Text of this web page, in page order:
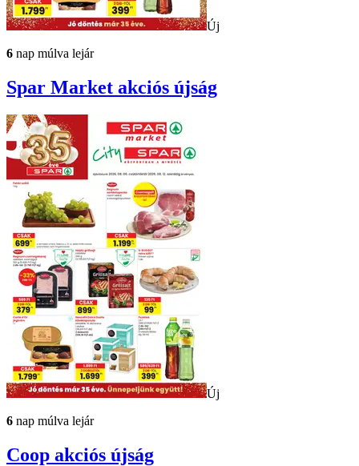
Új
6 nap múlva lejár
Spar Market akciós újság
Új
6 nap múlva lejár
Coop akciós újság